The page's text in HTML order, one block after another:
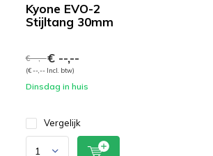
Kyone EVO-2
Stijltang 30mm
€ --,--€ --,--
(€ --,-- Incl. btw)
Dinsdag in huis
Vergelijk